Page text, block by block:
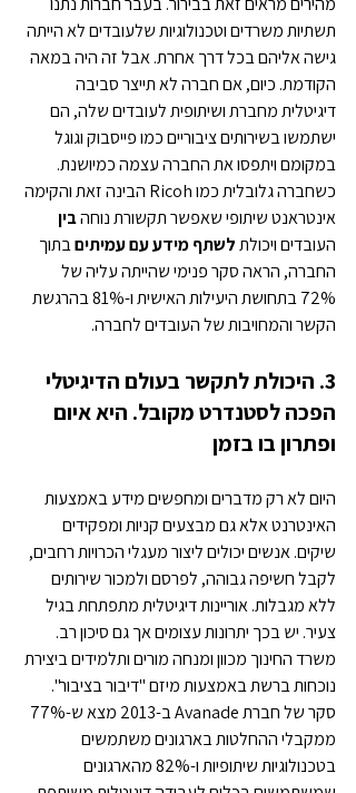
תשתיות משרדים וטכנולוגיות שלעובדים לא הייתה
גישה אליהם בכל דרך אחרת. אבל זה היה במאה
הקודמת. כיום, אם חברה לא תייצר סביבה
דיגיטלית מחברת ושיתופית לעובדים שלה, הם
ישתמשו בשירותים ציבוריים כמו פייסבוק וגוגל
במקומם ויתפסו את החברה עצמה כמיושנת.
כשחברה גלובלית כמו Ricoh הבינה זאת והקימה
אינטראנט שיתופי שאפשר תקשורת נוחה בין
העובדים ויכולת לשתף מידע עם עמיתים בתוך
החברה, הראה סקר פנימי שהייתה עליה של
72% בתחושת היעילות האישית ו-81% בהרגשת
הקשר והמחויבות של העובדים לחברה.
3. היכולת לתקשר בעולם הדיגיטלי
הפכה לסטנדרט מקובל. היא איום
ופתרון בו בזמן
היום לא רק מדברים ומחפשים מידע באמצעות
האינטרנט אלא גם מבצעים קניות ומפקידים
שיקים. אנשים יכולים ליצור מעגלי הכרויות רחבים,
לקבל חשיפה גבוהה, לפרסם ולמכור שירותים
ללא מגבלות. אוריינות דיגיטלית מתפתחת בגיל
צעיר. יש בכך יתרונות עצומים אך גם סיכון רב.
משרד החינוך מכוון ומנחה מורים ותלמידים ביצירת
נוכחות ברשת באמצעות מיזם "דיבור בציבור".
ממקבלי ההחלטות בארגונים משתמשים
בטכנולוגיות שיתופיות ו-82% מהארגונים